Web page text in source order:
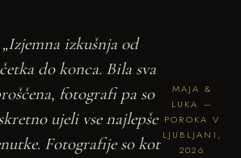
„Izjemna izkušnja od
do konca. Bila sva
fotografi pa so
ujeli vse najlepše
Fotografije so kot
MAJA &
LUKA —
POROKA V
LJUBLJANI,
2026